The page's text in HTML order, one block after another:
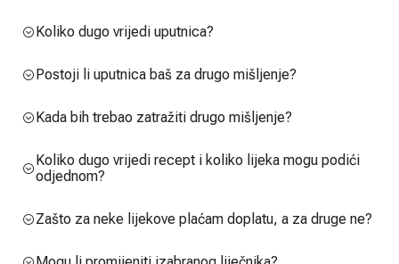
Koliko dugo vrijedi uputnica?
Postoji li uputnica baš za drugo mišljenje?
Kada bih trebao zatražiti drugo mišljenje?
Koliko dugo vrijedi recept i koliko lijeka mogu podići
odjednom?
Zašto za neke lijekove plaćam doplatu, a za druge ne?